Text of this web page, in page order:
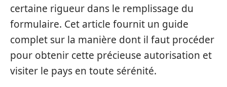
certaine rigueur dans le remplissage du
formulaire. Cet article fournit un guide
complet sur la manière dont il faut procéder
pour obtenir cette précieuse autorisation et
visiter le pays en toute sérénité.